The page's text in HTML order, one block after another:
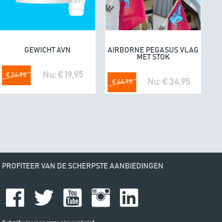
Fijne producten.
04/07/
omdat
In winkelwagen
GEWICHT AVN
€ 24,95 Nu: € 19,95
In winkelwagen
AIRBORNE PEGASUS VLAG
MET STOK
€ 44,73 Nu: € 34,95
PROFITEER VAN DE SCHERPSTE AANBIEDINGEN